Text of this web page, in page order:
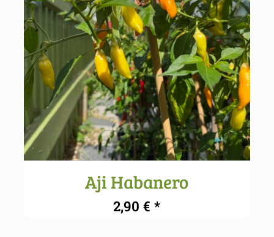
Aji Habanero
2,90€